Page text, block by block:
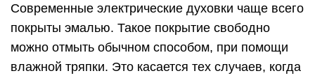
Современные электрические духовки чаще всего
покрыты эмалью. Такое покрытие свободно
можно отмыть обычном способом, при помощи
влажной тряпки. Это касается тех случаев, когда